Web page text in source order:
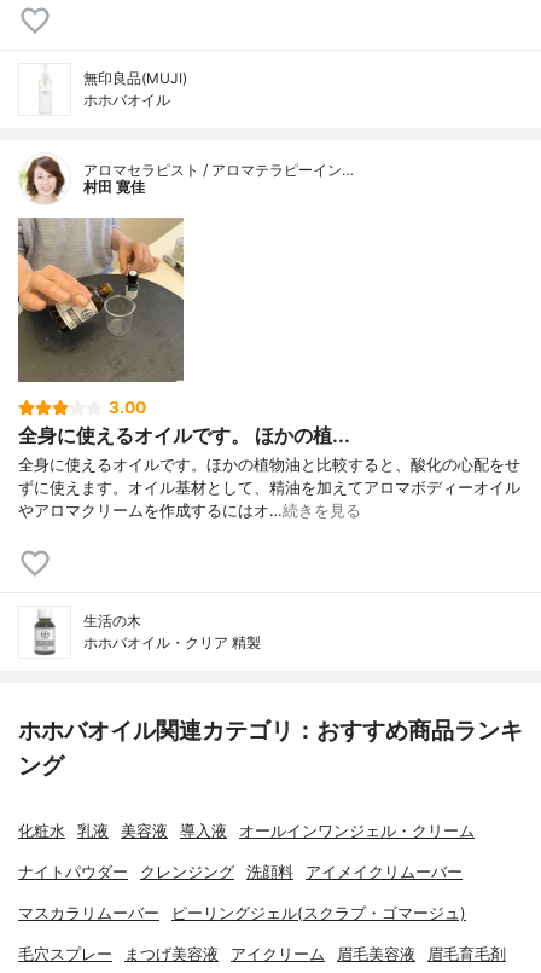
無印良品(MUJI)
ホホバオイル
アロマセラピスト / アロマテラピーイン…
村田 寛佳
3.00
全身に使えるオイルです。 ほかの植...
全身に使えるオイルです。ほかの植物油と比較すると、酸化の心配をせ
ずに使えます。オイル基材として、精油を加えてアロマボディーオイル
やアロマクリームを作成するにはオ…続きを見る
生活の木
ホホバオイル・クリア 精製
ホホバオイル関連カテゴリ：おすすめ商品ランキ
ング
化粧水 乳液 美容液 導入液 オールインワンジェル・クリーム
ナイトパウダー クレンジング 洗顔料 アイメイクリムーバー
マスカラリムーバー ピーリングジェル(スクラブ・ゴマージュ)
毛穴スプレー まつげ美容液 アイクリーム 眉毛美容液 眉毛育毛剤